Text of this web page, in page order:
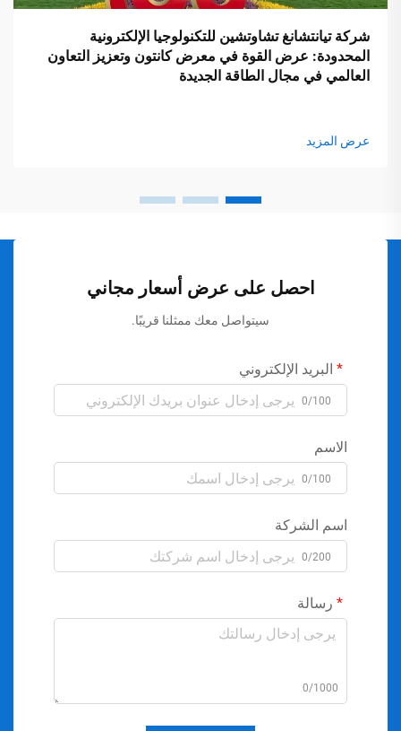
شركة تيانتشانغ تشاوتشين للتكنولوجيا الإلكترونية
المحدودة: عرض القوة في معرض كانتون وتعزيز التعاون
العالمي في مجال الطاقة الجديدة
عرض المزيد
احصل على عرض أسعار مجاني
سيتواصل معك ممثلنا قريبًا.
البريد الإلكتروني
0/100
الاسم
0/100
اسم الشركة
0/200
رسالة
0/1000